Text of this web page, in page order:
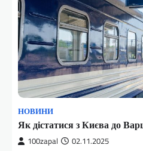
НОВИНИ
Як дістатися з Києва до
100zapal 02.11.2025